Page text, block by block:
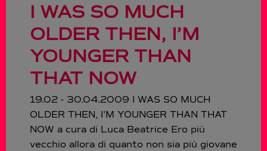
I WAS SO MUCH
OLDER THEN, I’M
YOUNGER THAN
THAT NOW
19.02 - 30.04.2009 I WAS SO MUCH
OLDER THEN, I'M YOUNGER THAN THAT
NOW a cura di Luca Beatrice Ero più
vecchio allora di quanto non sia più giovane